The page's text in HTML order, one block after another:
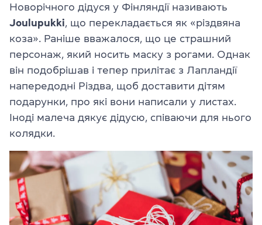
Новорічного дідуся у Фінляндії називають
Joulupukki, що перекладається як «різдвяна
коза». Раніше вважалося, що це страшний
персонаж, який носить маску з рогами. Однак
він подобрішав і тепер прилітає з Лапландії
напередодні Різдва, щоб доставити дітям
подарунки, про які вони написали у листах.
Іноді малеча дякує дідусю, співаючи для нього
колядки.